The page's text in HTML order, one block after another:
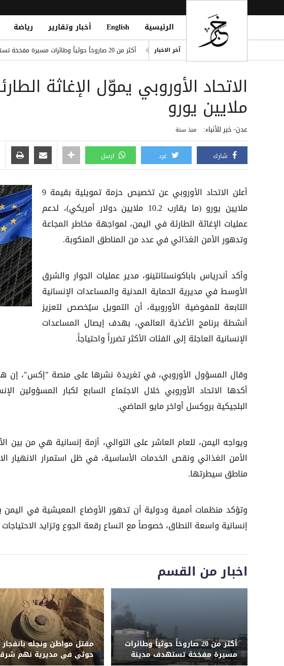
الرئيسية English أخبار وتقارير رياضة
آخر الاخبار
أكثر من 20 صاروخاً حوثياً وطائرات مسيرة مفخخة تستهدف مدينة وميناء المخا ومدينة الخوخة
بريطانيا تدين هجمات الحوثيين في اليمن
Drone Strike Targets Key Port in Yemen's West Coast
ملايين يورو
عدن- خبر للأنباء: منذ سنة
شارك غرد ارسل
أعلن الاتحاد الأوروبي عن تخصيص حزمة تمويلية بقيمة 9
ملايين يورو (ما يقارب 10.2 ملايين دولار أمريكي)، لدعم
عمليات الإغاثة الطارئة في اليمن، لمواجهة مخاطر المجاعة
وتدهور الأمن الغذائي في عدد من المناطق المنكوبة.
وأكد أندرياس باباكونستانتينو، مدير عمليات الجوار والشرق
الأوسط في مديرية الحماية المدنية والمساعدات الإنسانية
التابعة للمفوضية الأوروبية، أن التمويل سيُخصص لتعزيز
أنشطة برنامج الأغذية العالمي، بهدف إيصال المساعدات
الإنسانية العاجلة إلى الفئات الأكثر تضرراً واحتياجاً.
وقال المسؤول الأوروبي، في تغريدة نشرها على منصة "إكس"، إن هذه
أكدها الاتحاد الأوروبي خلال الاجتماع السابع لكبار المسؤولين
البلجيكية بروكسل أواخر مايو الماضي.
ويواجه اليمن، للعام العاشر على التوالي، أزمة إنسانية هي من بين
الأمن الغذائي ونقص الخدمات الأساسية، في ظل استمرار الانهيار
مناطق سيطرتها.
وتؤكد منظمات أممية ودولية أن تدهور الأوضاع المعيشية في اليمن
إنسانية واسعة النطاق، خصوصاً مع اتساع رقعة الجوع وتزايد
اخبار من القسم
أكثر من 20 صاروخاً حوثياً وطائرات
مسيرة مفخخة تستهدف مدينة
مقتل مواطن ونجله
حوثي في مديرية نهم